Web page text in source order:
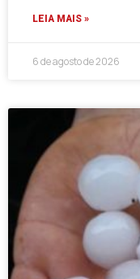
LEIA MAIS »
6 de agosto de 2026